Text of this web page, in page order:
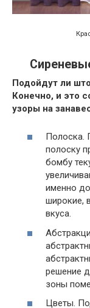
Подойдут ли
Конечно, и это
узоры на
Полоска.
полоску
бомбу
именно
широкие,
вкуса.
решение
зоны
Цветы.